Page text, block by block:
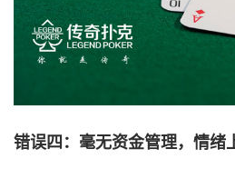
错误四：毫无资金管理，情绪